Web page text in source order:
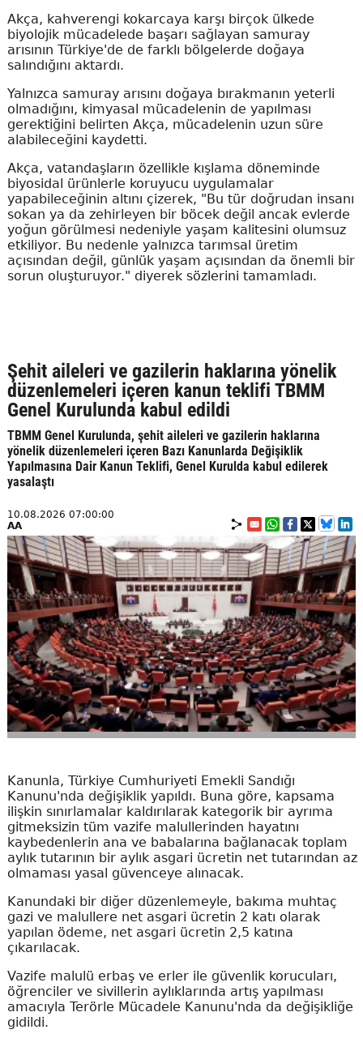
Akça, kahverengi kokarcaya karşı birçok ülkede
biyolojik mücadelede başarı sağlayan samuray
arısının Türkiye'de de farklı bölgelerde doğaya
salındığını aktardı.
Yalnızca samuray arısını doğaya bırakmanın yeterli
olmadığını, kimyasal mücadelenin de yapılması
gerektiğini belirten Akça, mücadelenin uzun süre
alabileceğini kaydetti.
Akça, vatandaşların özellikle kışlama döneminde
biyosidal ürünlerle koruyucu uygulamalar
yapabileceğinin altını çizerek, "Bu tür doğrudan insanı
sokan ya da zehirleyen bir böcek değil ancak evlerde
yoğun görülmesi nedeniyle yaşam kalitesini olumsuz
etkiliyor. Bu nedenle yalnızca tarımsal üretim
açısından değil, günlük yaşam açısından da önemli bir
sorun oluşturuyor." diyerek sözlerini tamamladı.
Şehit aileleri ve gazilerin haklarına yönelik
düzenlemeleri içeren kanun teklifi TBMM
Genel Kurulunda kabul edildi
TBMM Genel Kurulunda, şehit aileleri ve gazilerin haklarına
yönelik düzenlemeleri içeren Bazı Kanunlarda Değişiklik
Yapılmasına Dair Kanun Teklifi, Genel Kurulda kabul edilerek
yasalaştı
10.08.2026 07:00:00
AA
Kanunla, Türkiye Cumhuriyeti Emekli Sandığı
Kanunu'nda değişiklik yapıldı. Buna göre, kapsama
ilişkin sınırlamalar kaldırılarak kategorik bir ayrıma
gitmeksizin tüm vazife malullerinden hayatını
kaybedenlerin ana ve babalarına bağlanacak toplam
aylık tutarının bir aylık asgari ücretin net tutarından az
olmaması yasal güvenceye alınacak.
Kanundaki bir diğer düzenlemeyle, bakıma muhtaç
gazi ve malullere net asgari ücretin 2 katı olarak
yapılan ödeme, net asgari ücretin 2,5 katına
çıkarılacak.
Vazife malulü erbaş ve erler ile güvenlik korucuları,
öğrenciler ve sivillerin aylıklarında artış yapılması
amacıyla Terörle Mücadele Kanunu'nda da değişikliğe
gidildi.